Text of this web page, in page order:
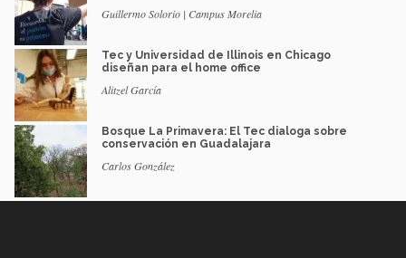
Guillermo Solorio | Campus Morelia
Tec y Universidad de Illinois en Chicago
diseñan para el home office
Alitzel García
Bosque La Primavera: El Tec dialoga sobre
conservación en Guadalajara
Carlos González